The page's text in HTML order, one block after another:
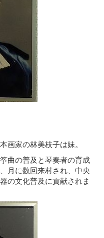
画家の林美枝子は妹。
曲の普及と琴奏者の育成
月に数回来村され、中央
の文化普及に貢献されま